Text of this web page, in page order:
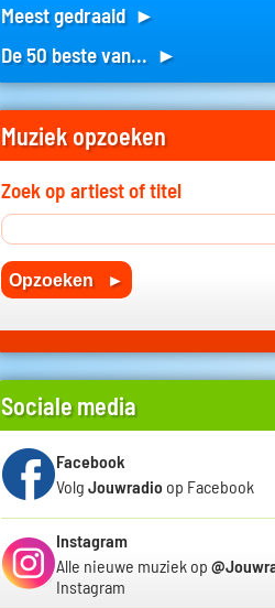
Meest gedraaid ►
De 50 beste van... ►
Muziek opzoeken
Zoek op artiest of titel
Sociale media
Facebook
Volg Jouwradio op Facebook
Instagram
Alle nieuwe muziek op
Instagram